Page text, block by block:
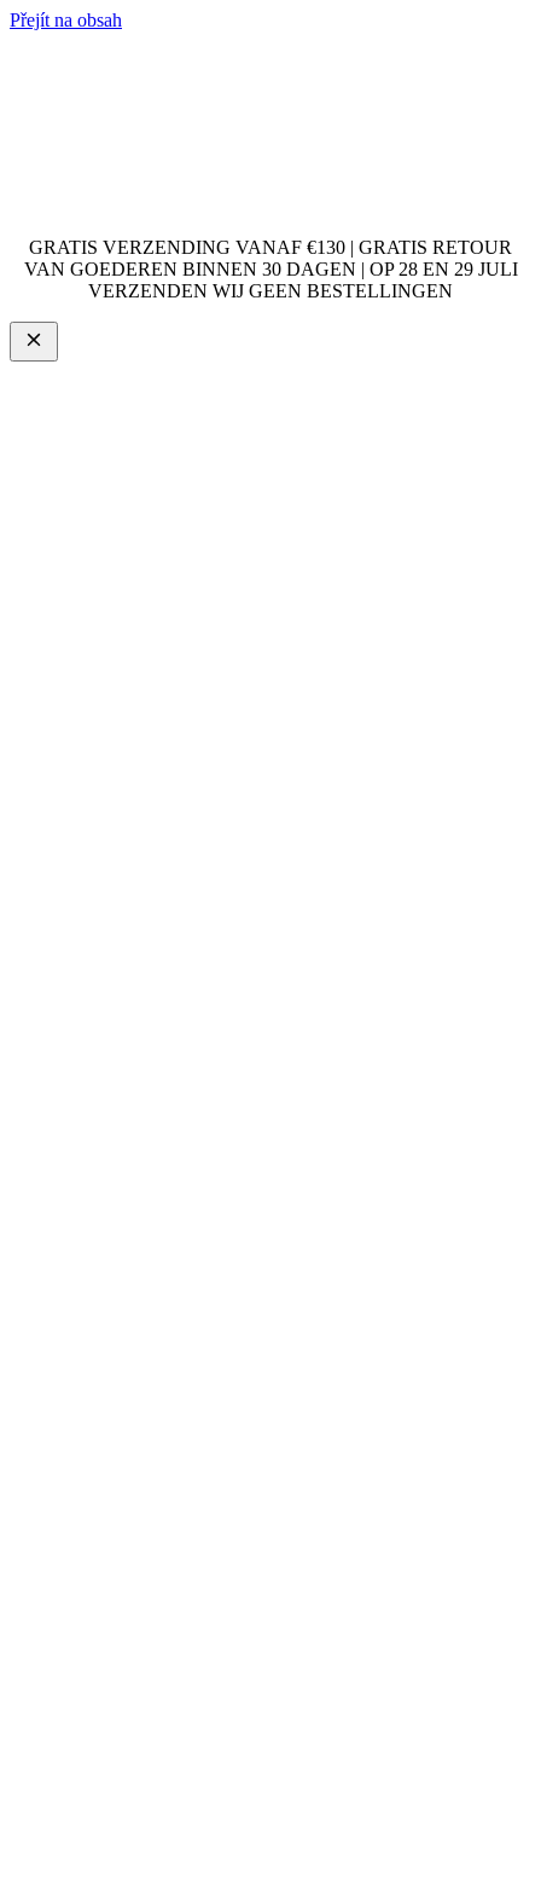
Přejít na obsah
GRATIS VERZENDING VANAF €130 | GRATIS RETOUR
VAN GOEDEREN BINNEN 30 DAGEN | OP 28 EN 29 JULI
VERZENDEN WIJ GEEN BESTELLINGEN